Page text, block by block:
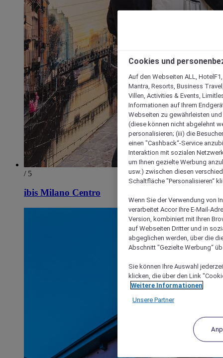
/ 5
ibis Milano Centro
Cookies und
Auf den Webseiten ALL,
Mantra, Resorts, Business
Villen, Activities & Events,
Informationen auf Ihrem
Webseiten zu gewährleisten
(diese können nicht abgelehnt
personalisieren; (iii) die
einen "Cashback“-Service
Interaktion mit sozialen
um Ihnen gezielte Werbung
usw.) zwischen diesen
Schaltfläche "Personalisieren“
Wenn Sie der Verwendung von
verarbeitet Accor Ihre E-Mail-
Version, kombiniert mit Ihren
auf Webseiten Dritter und in
abgeglichen werden, über die
Abschnitt "Gezielte Werbung“
Sie können Ihre Auswahl
klicken, die über den Link
Weitere Informationen
Unsere Partner